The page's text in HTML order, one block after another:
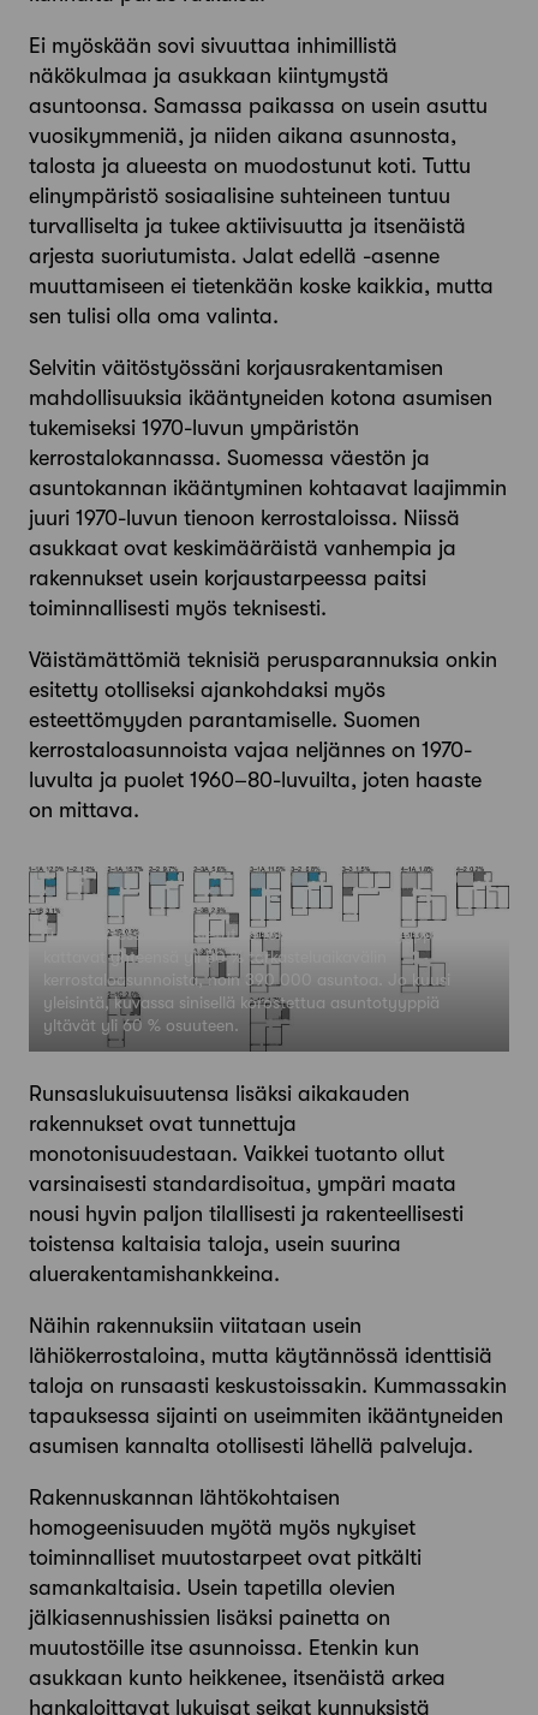
Ei myöskään sovi sivuuttaa inhimillistä
näkökulmaa ja asukkaan kiintymystä
asuntoonsa. Samassa paikassa on usein asuttu
vuosikymmeniä, ja niiden aikana asunnosta,
talosta ja alueesta on muodostunut koti. Tuttu
elinympäristö sosiaalisine suhteineen tuntuu
turvalliselta ja tukee aktiivisuutta ja itsenäistä
arjesta suoriutumista. Jalat edellä -asenne
muuttamiseen ei tietenkään koske kaikkia, mutta
sen tulisi olla oma valinta.
Selvitin väitöstyössäni korjausrakentamisen
mahdollisuuksia ikääntyneiden kotona asumisen
tukemiseksi 1970-luvun ympäristön
kerrostalokannassa. Suomessa väestön ja
asuntokannan ikääntyminen kohtaavat laajimmin
juuri 1970-luvun tienoon kerrostaloissa. Niissä
asukkaat ovat keskimääräistä vanhempia ja
rakennukset usein korjaustarpeessa paitsi
toiminnallisesti myös teknisesti.
Väistämättömiä teknisiä perusparannuksia onkin
esitetty otolliseksi ajankohdaksi myös
esteettömyyden parantamiselle. Suomen
kerrostaloasunnoista vajaa neljännes on 1970-
luvulta ja puolet 1960–80-luvuilta, joten haaste
on mittava.
Tutkimuksessa tunnistetut 18 toistuvaa asuntotyyppiä
kattavat yhteensä yli 80 % tarkasteluaikavälin
kerrostaloasunnoista, noin 390 000 asuntoa. Jo kuusi
yleisintä, kuvassa sinisellä korostettua asuntotyyppiä
yltävät yli 60 % osuuteen.
Runsaslukuisuutensa lisäksi aikakauden
rakennukset ovat tunnettuja
monotonisuudestaan. Vaikkei tuotanto ollut
varsinaisesti standardisoitua, ympäri maata
nousi hyvin paljon tilallisesti ja rakenteellisesti
toistensa kaltaisia taloja, usein suurina
aluerakentamishankkeina.
Näihin rakennuksiin viitataan usein
lähiökerrostaloina, mutta käytännössä identtisiä
taloja on runsaasti keskustoissakin. Kummassakin
tapauksessa sijainti on useimmiten ikääntyneiden
asumisen kannalta otollisesti lähellä palveluja.
Rakennuskannan lähtökohtaisen
homogeenisuuden myötä myös nykyiset
toiminnalliset muutostarpeet ovat pitkälti
samankaltaisia. Usein tapetilla olevien
jälkiasennushissien lisäksi painetta on
muutostöille itse asunnoissa. Etenkin kun
asukkaan kunto heikkenee, itsenäistä arkea
hankaloittavat lukuisat seikat kynnyksistä